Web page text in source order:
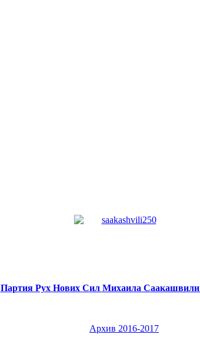
Партия Рух Нових Сил Михаила Саакашвили
Архив 2016-2017